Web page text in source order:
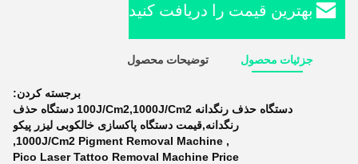
بهترین قیمت را دریافت کنید
جزئیات محصول توضیحات محصول
برجسته کردن:
دستگاه حذف رنگدانه 100J/Cm2,1000J/Cm2 دستگاه حذف
رنگدانه,قیمت دستگاه پاکسازی خالکوبی لیزر پیکو
,
1000J/Cm2 Pigment Removal Machine
,
Pico Laser Tattoo Removal Machine Price